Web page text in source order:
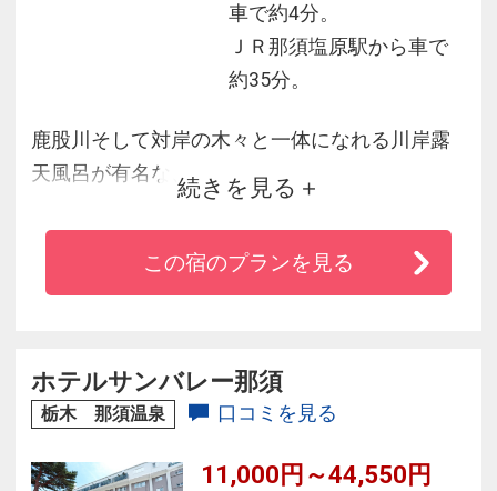
車で約4分。
ＪＲ那須塩原駅から車で
約35分。
鹿股川そして対岸の木々と一体になれる川岸露
天風呂が有名な、
栃木県塩原温泉にある秘湯。
自然湧出の源泉かけ流しで2色のにごり湯が楽し
古き良き温泉ムードを味わいたい方におすすめ
します。
続きを見る
この宿のプランを見る
ホテルサンバレー那須
栃木 那須温泉 口コミを見る
11,000円～44,550円